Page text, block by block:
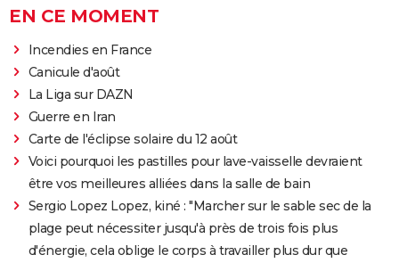
EN CE MOMENT
Incendies en France
Canicule d'août
La Liga sur DAZN
Guerre en Iran
Carte de l'éclipse solaire du 12 août
Voici pourquoi les pastilles pour lave-vaisselle devraient
être vos meilleures alliées dans la salle de bain
Sergio Lopez Lopez, kiné : "Marcher sur le sable sec de la
plage peut nécessiter jusqu'à près de trois fois plus
d'énergie, cela oblige le corps à travailler plus dur que